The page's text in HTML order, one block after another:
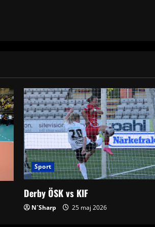
Sport
Derby ÖSK vs KIF
N´Sharp 25 maj 2026